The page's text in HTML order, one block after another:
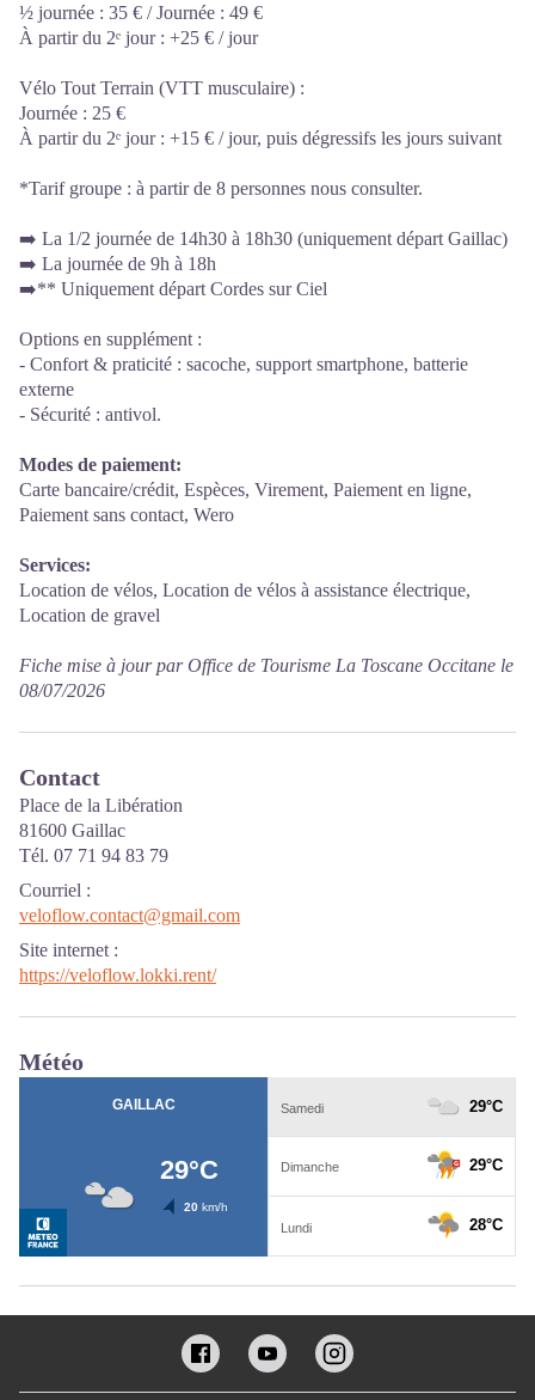
½ journée : 35 € / Journée : 49 €
À partir du 2ᵉ jour : +25 € / jour
Vélo Tout Terrain (VTT musculaire) :
Journée : 25 €
À partir du 2ᵉ jour : +15 € / jour, puis dégressifs les jours suivant
*Tarif groupe : à partir de 8 personnes nous consulter.
➡️ La 1/2 journée de 14h30 à 18h30 (uniquement départ Gaillac)
➡️ La journée de 9h à 18h
➡️** Uniquement départ Cordes sur Ciel
Options en supplément :
- Confort & praticité : sacoche, support smartphone, batterie
externe
- Sécurité : antivol.
Modes de paiement:
Carte bancaire/crédit, Espèces, Virement, Paiement en ligne,
Paiement sans contact, Wero
Services:
Location de vélos, Location de vélos à assistance électrique,
Location de gravel
Fiche mise à jour par Office de Tourisme La Toscane Occitane le
08/07/2026
Contact
Place de la Libération
81600 Gaillac
Tél. 07 71 94 83 79
Courriel :
veloflow.contact@gmail.com
Site internet :
https://veloflow.lokki.rent/
Météo